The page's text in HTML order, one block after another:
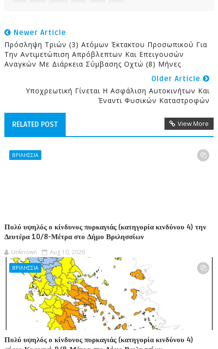
Newer Article
Πρόσληψη Τριών (3) Ατόμων Έκτακτου Προσωπικού Για
Την Αντιμετώπιση Απρόβλεπτων Και Επειγουσών
Αναγκών Με Διάρκεια Σύμβασης Οχτώ (8) Μήνες
Older Article
Υποχρεωτική Γίνεται Η Ασφάλιση Αυτοκινήτων Και
Έναντι Φυσικών Καταστροφών
RELATED POST View More
ΒΡΙΛΗΣΣΙΑ
Πολύ υψηλός ο κίνδυνος πυρκαγιάς (κατηγορία κινδύνου 4) την
Δευτέρα 10/8-Μέτρα στο Δήμο Βριλησσίων
Unknown Aug 10, 2026
ΒΡΙΛΗΣΣΙΑ
Πολύ υψηλός ο κίνδυνος πυρκαγιάς (κατηγορία κινδύνου 4)